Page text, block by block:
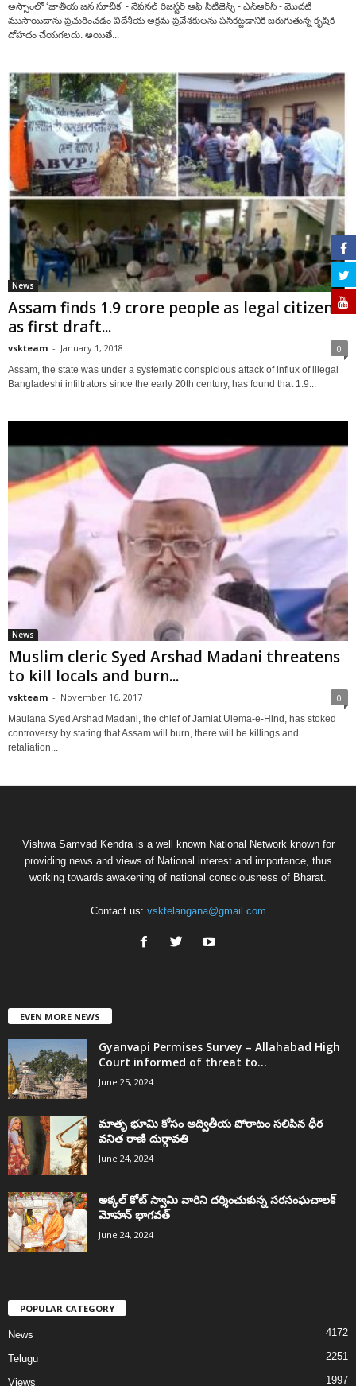
అస్సాంలో ‘జాతీయ జన సూచిక’ - నేషనల్ రిజస్టర్ ఆఫ్ సిటిజెన్స్ - ఎన్‌ఆర్‌సి - మొదటి
ముసాయిదాను ప్రచురించడం విదేశీయ అక్రమ ప్రవేశకులను పసికట్టడానికి జరుగుతున్న కృషికి
దోహదం చేయగలదు. అయితే...
News
Assam finds 1.9 crore people as legal citizens
as first draft...
vskteam - January 1, 2018 0
Assam, the state was under a systematic conspicious attack of influx of illegal
Bangladeshi infiltrators since the early 20th century, has found that 1.9...
News
Muslim cleric Syed Arshad Madani threatens
to kill locals and burn...
vskteam - November 16, 2017 0
Maulana Syed Arshad Madani, the chief of Jamiat Ulema-e-Hind, has stoked
controversy by stating that Assam will burn, there will be killings and
retaliation...
Vishwa Samvad Kendra is a well known National Network known for
providing news and views of National interest and importance, thus
working towards awakening of national consciousness of Bharat.
Contact us: vsktelangana@gmail.com
EVEN MORE NEWS
Gyanvapi Permises Survey – Allahabad High
Court informed of threat to...
June 25, 2024
మాతృ భూమి కోసం అద్వితీయ పోరాటం సలిపిన ధీర
వనిత రాణి దుర్గావతి
June 24, 2024
అక్కల్‌ కోట్‌ స్వామి వారిని దర్శించుకున్న సరసంఘచాలక్
మోహన్ భాగవత్
June 24, 2024
POPULAR CATEGORY
News 4172
Telugu 2251
Views 1997